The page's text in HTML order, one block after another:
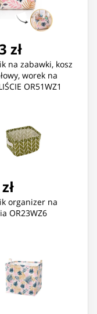
zł
na zabawki, kosz
worek na
OR51WZ1
organizer na
OR23WZ6